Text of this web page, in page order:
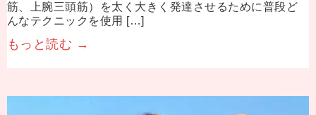
筋、上腕三頭筋）を太く大きく発達させるために普段ど
んなテクニックを使用 […]
もっと読む →